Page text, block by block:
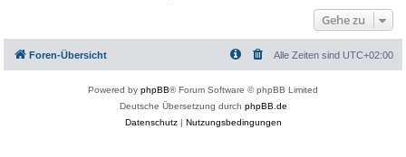
Gehe zu
Foren-Übersicht Alle Zeiten sind UTC+02:00
Powered by phpBB® Forum Software © phpBB Limited
Deutsche Übersetzung durch phpBB.de
Datenschutz| Nutzungsbedingungen